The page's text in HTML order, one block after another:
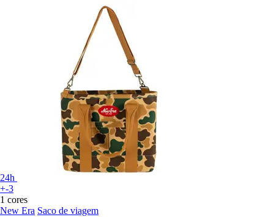
24h
+-3
1 cores
New Era Saco de viagem